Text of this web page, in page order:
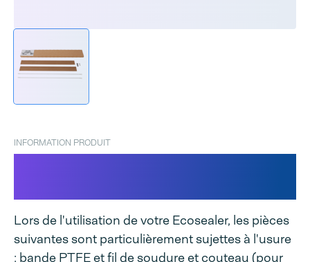
INFORMATION PRODUIT
Lors de l'utilisation de votre Ecosealer, les pièces
suivantes sont particulièrement sujettes à l'usure
: bande PTFE et fil de soudure et couteau (pour